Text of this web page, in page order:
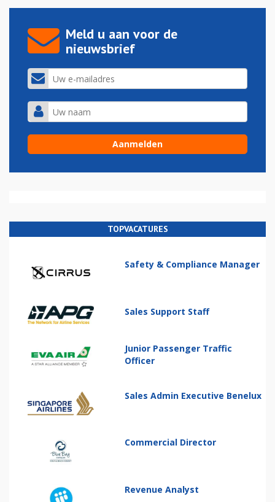
Meld u aan voor de
nieuwsbrief
TOPVACATURES
Safety & Compliance Manager
Sales Support Staff
Junior Passenger Traffic
Officer
Sales Admin Executive Benelux
Commercial Director
Revenue Analyst